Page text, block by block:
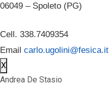
06049 – Spoleto (PG)
Cell. 338.7409354
Email carlo.ugolini@fesica.it
X
Andrea De Stasio